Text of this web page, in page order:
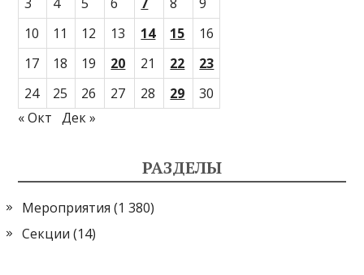
10
11 12 13 14 15
16
17
18 19 20 21 22
23
24
25 26 27 28 29
30
« Окт
Дек »
РАЗДЕЛЫ
Мероприятия (1 380)
Секции (14)